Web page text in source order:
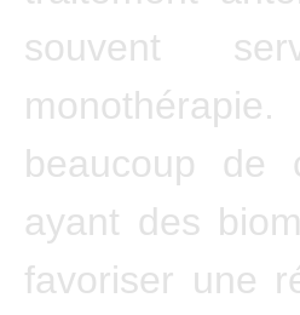
souvent
beaucoup de
ayant des
favoriser une